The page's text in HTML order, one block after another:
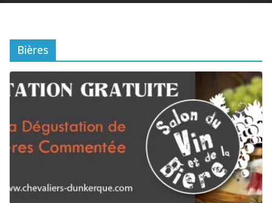
Bières